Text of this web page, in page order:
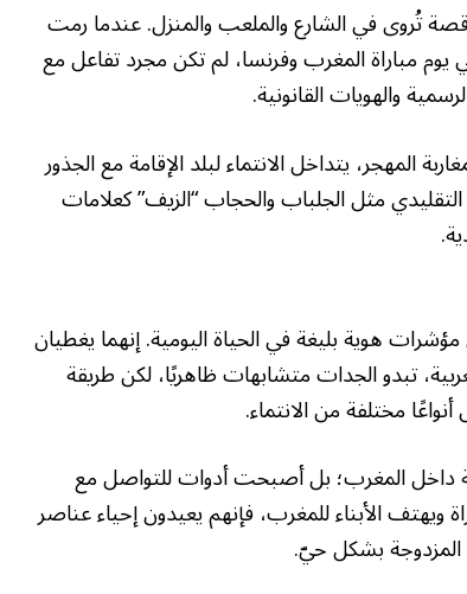
قصة تُروى في الشارع والملعب والمنزل. عندما رمت
مباراة المغرب وفرنسا، لم تكن مجرد تفاعل مع
والهويات القانونية.
المهجر، يتداخل الانتماء لبلد الإقامة مع الجذور
التقليدي مثل الجلباب والحجاب “الزيف” كعلامات
هوية بليغة في الحياة اليومية. إنهما يغطيان
تبدو الجدات متشابهات ظاهريًا، لكن طريقة
مختلفة من الانتماء.
داخل المغرب؛ بل أصبحت أدوات للتواصل مع
ويهتف الأبناء للمغرب، فإنهم يعيدون إحياء عناصر
المزدوجة بشكل حيّ.